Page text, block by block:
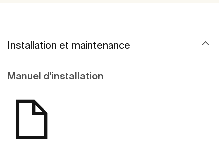
Installation et maintenance
Manuel d'installation